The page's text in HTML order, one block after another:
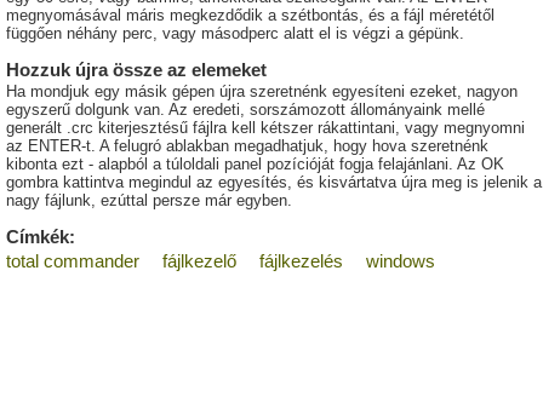
megnyomásával máris megkezdődik a szétbontás, és a fájl méretétől
függően néhány perc, vagy másodperc alatt el is végzi a gépünk.
Hozzuk újra össze az elemeket
Ha mondjuk egy másik gépen újra szeretnénk egyesíteni ezeket, nagyon
egyszerű dolgunk van. Az eredeti, sorszámozott állományaink mellé
generált .crc kiterjesztésű fájlra kell kétszer rákattintani, vagy megnyomni
az ENTER-t. A felugró ablakban megadhatjuk, hogy hova szeretnénk
kibonta ezt - alapból a túloldali panel pozícióját fogja felajánlani. Az OK
gombra kattintva megindul az egyesítés, és kisvártatva újra meg is jelenik a
nagy fájlunk, ezúttal persze már egyben.
Címkék:
total commander
fájlkezelő fájlkezelés windows